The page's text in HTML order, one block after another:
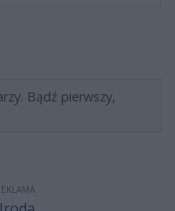
Bądź pierwszy,